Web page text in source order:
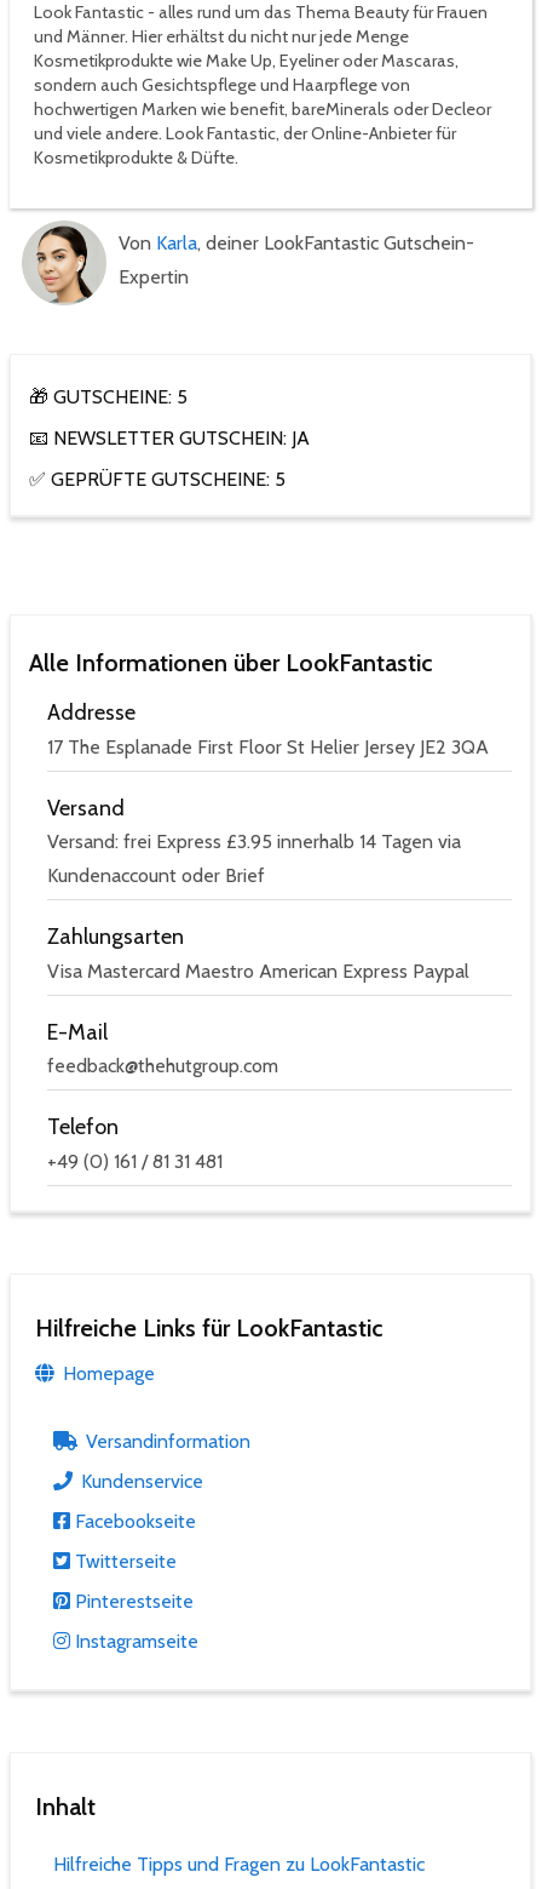
Look Fantastic - alles rund um das Thema Beauty für Frauen
und Männer. Hier erhältst du nicht nur jede Menge
Kosmetikprodukte wie Make Up, Eyeliner oder Mascaras,
sondern auch Gesichtspflege und Haarpflege von
hochwertigen Marken wie benefit, bareMinerals oder Decleor
und viele andere. Look Fantastic, der Online-Anbieter für
Kosmetikprodukte & Düfte.
Von Karla, deiner LookFantastic Gutschein-
Expertin
🎁 GUTSCHEINE: 5
📧 NEWSLETTER GUTSCHEIN: JA
✅ GEPRÜFTE GUTSCHEINE: 5
Alle Informationen über LookFantastic
Addresse
17 The Esplanade First Floor St Helier Jersey JE2 3QA
Versand
Versand: frei Express £3.95 innerhalb 14 Tagen via
Kundenaccount oder Brief
Zahlungsarten
Visa Mastercard Maestro American Express Paypal
E-Mail
feedback@thehutgroup.com
Telefon
+49 (0) 161 / 81 31 481
Hilfreiche Links für LookFantastic
Homepage
Versandinformation
Kundenservice
Facebookseite
Twitterseite
Pinterestseite
Instagramseite
Inhalt
Hilfreiche Tipps und Fragen zu LookFantastic